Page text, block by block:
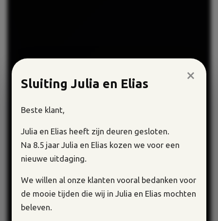
×
Sluiting Julia en Elias
Beste klant,
Julia en Elias heeft zijn deuren gesloten.
Na 8.5 jaar Julia en Elias kozen we voor een
nieuwe uitdaging.
We willen al onze klanten vooral bedanken voor
de mooie tijden die wij in Julia en Elias mochten
beleven.